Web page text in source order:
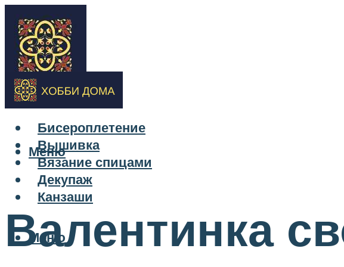
Бисероплетение
Вышивка
Вязание спицами
Декупаж
Канзаши
Меню
Меню
Валентинка